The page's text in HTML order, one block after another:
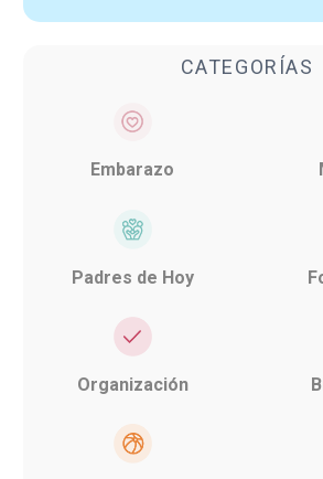
CATEGORÍAS
Embarazo
Padres de Hoy
Organización